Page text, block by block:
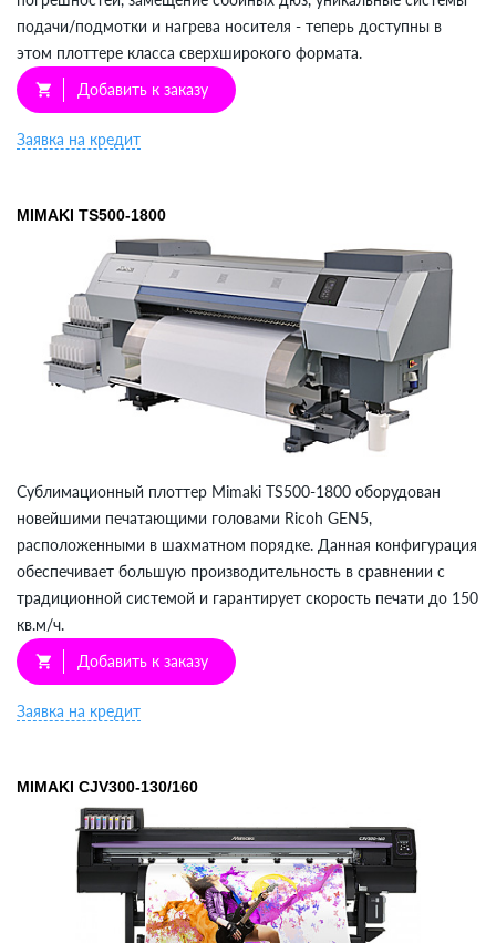
подачи/подмотки и нагрева носителя - теперь доступны в
этом плоттере класса сверхширокого формата.
shopping_cart Добавить к заказу
Заявка на кредит
MIMAKI TS500-1800
Сублимационный плоттер Mimaki TS500-1800 оборудован
новейшими печатающими головами Ricoh GEN5,
расположенными в шахматном порядке. Данная конфигурация
обеспечивает большую производительность в сравнении с
традиционной системой и гарантирует скорость печати до 150
кв.м/ч.
shopping_cart Добавить к заказу
Заявка на кредит
MIMAKI СJV300-130/160